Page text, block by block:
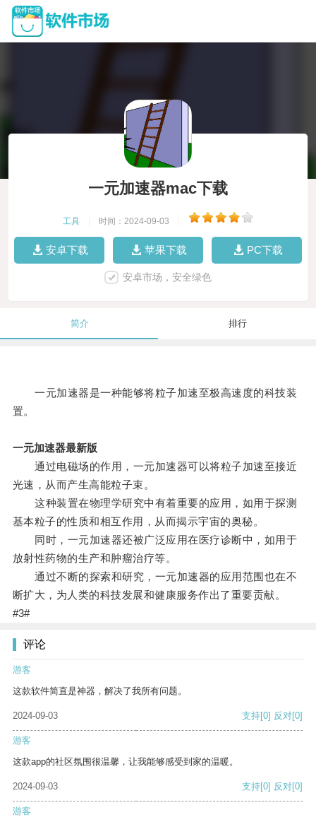
一元加速器mac下载
工具 时间：2024-09-03
安卓下载 苹果下载 PC下载
安卓市场，安全绿色
简介 排行
一元加速器是一种能够将粒子加速至极高速度的科技装
置。
一元加速器最新版
通过电磁场的作用，一元加速器可以将粒子加速至接近
光速，从而产生高能粒子束。
这种装置在物理学研究中有着重要的应用，如用于探测
基本粒子的性质和相互作用，从而揭示宇宙的奥秘。
同时，一元加速器还被广泛应用在医疗诊断中，如用于
放射性药物的生产和肿瘤治疗等。
通过不断的探索和研究，一元加速器的应用范围也在不
断扩大，为人类的科技发展和健康服务作出了重要贡献。
#3#
评论
游客
这款软件简直是神器，解决了我所有问题。
2024-09-03 支持[0] 反对[0]
游客
这款app的社区氛围很温馨，让我能够感受到家的温暖。
2024-09-03 支持[0] 反对[0]
游客